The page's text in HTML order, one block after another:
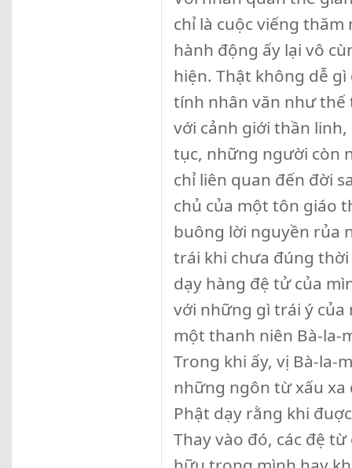
chỉ là cuộc viếng
hành động ấy lại vô
hiện. Thật không dễ
tính nhân văn như thế
với cảnh giới thần
tục, những người còn
chỉ liên quan đến đời
chủ của một tôn giáo
buông lời nguyền rủa
trái khi chưa đúng thời
dạy hàng đệ tử của
với những gì trái ý
một thanh niên Bà-la-
Trong khi ấy, vị Bà-la-
những ngôn từ xấu xa
Phật dạy rằng khi
Thay vào đó, các đệ